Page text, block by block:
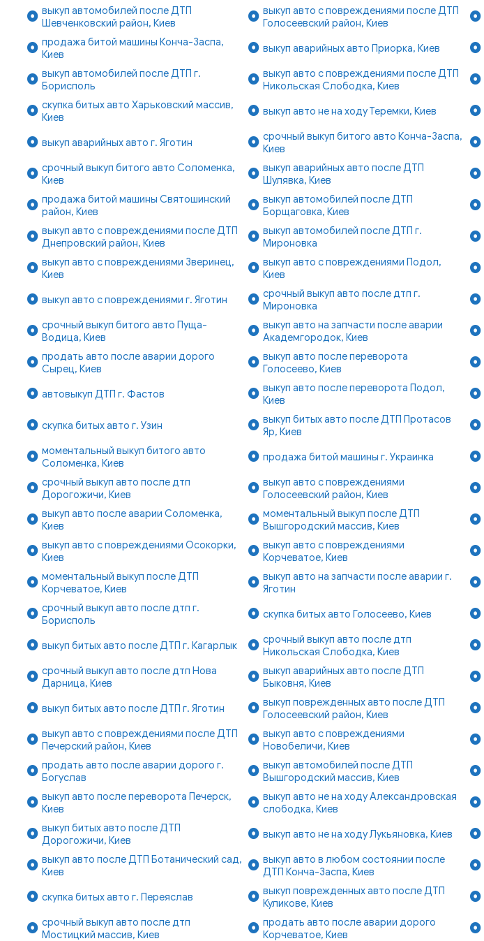
выкуп автомобилей после ДТП
Шевченковский район, Киев
выкуп авто с повреждениями после ДТП
Голосеевский район, Киев
продажа битой машины Конча-Заспа,
Киев
выкуп аварийных авто Приорка, Киев
выкуп автомобилей после ДТП г.
Борисполь
выкуп авто с повреждениями после ДТП
Никольская Слободка, Киев
скупка битых авто Харьковский массив,
Киев
выкуп авто не на ходу Теремки, Киев
выкуп аварийных авто г. Яготин
срочный выкуп битого авто Конча-Заспа,
Киев
срочный выкуп битого авто Соломенка,
Киев
выкуп аварийных авто после ДТП
Шулявка, Киев
продажа битой машины Святошинский
район, Киев
выкуп автомобилей после ДТП
Борщаговка, Киев
выкуп авто с повреждениями после ДТП
Днепровский район, Киев
выкуп автомобилей после ДТП г.
Мироновка
выкуп авто с повреждениями Зверинец,
Киев
выкуп авто с повреждениями Подол,
Киев
выкуп авто с повреждениями г. Яготин
срочный выкуп авто после дтп г.
Мироновка
срочный выкуп битого авто Пуща-
Водица, Киев
выкуп авто на запчасти после аварии
Академгородок, Киев
продать авто после аварии дорого
Сырец, Киев
выкуп авто после переворота
Голосеево, Киев
автовыкуп ДТП г. Фастов
выкуп авто после переворота Подол,
Киев
скупка битых авто г. Узин
выкуп битых авто после ДТП Протасов
Яр, Киев
моментальный выкуп битого авто
Соломенка, Киев
продажа битой машины г. Украинка
срочный выкуп авто после дтп
Дорогожичи, Киев
выкуп авто с повреждениями
Голосеевский район, Киев
выкуп авто после аварии Соломенка,
Киев
моментальный выкуп после ДТП
Вышгородский массив, Киев
выкуп авто с повреждениями Осокорки,
Киев
выкуп авто с повреждениями
Корчеватое, Киев
моментальный выкуп после ДТП
Корчеватое, Киев
выкуп авто на запчасти после аварии г.
Яготин
срочный выкуп авто после дтп г.
Борисполь
скупка битых авто Голосеево, Киев
выкуп битых авто после ДТП г. Кагарлык
срочный выкуп авто после дтп
Никольская Слободка, Киев
срочный выкуп авто после дтп Нова
Дарница, Киев
выкуп аварийных авто после ДТП
Быковня, Киев
выкуп битых авто после ДТП г. Яготин
выкуп поврежденных авто после ДТП
Голосеевский район, Киев
выкуп авто с повреждениями после ДТП
Печерский район, Киев
выкуп авто с повреждениями
Новобеличи, Киев
продать авто после аварии дорого г.
Богуслав
выкуп автомобилей после ДТП
Вышгородский массив, Киев
выкуп авто после переворота Печерск,
Киев
выкуп авто не на ходу Александровская
слободка, Киев
выкуп битых авто после ДТП
Дорогожичи, Киев
выкуп авто не на ходу Лукьяновка, Киев
выкуп авто после ДТП Ботанический сад,
Киев
выкуп авто в любом состоянии после
ДТП Конча-Заспа, Киев
скупка битых авто г. Переяслав
выкуп поврежденных авто после ДТП
Куликове, Киев
срочный выкуп авто после дтп
Мостицкий массив, Киев
продать авто после аварии дорого
Корчеватое, Киев